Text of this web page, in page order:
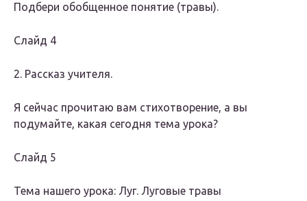
Подбери обобщенное понятие (травы).
Слайд 4
2. Рассказ учителя.
Я сейчас прочитаю вам стихотворение, а вы
подумайте, какая сегодня тема урока?
Слайд 5
Тема нашего урока: Луг. Луговые травы